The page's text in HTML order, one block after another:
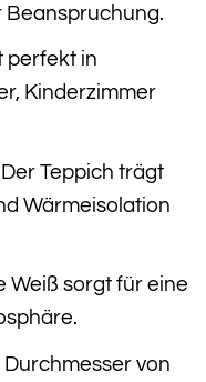
Beanspruchung.
perfekt in
Kinderzimmer
Teppich trägt
Wärmeisolation
Weiß sorgt für eine
von